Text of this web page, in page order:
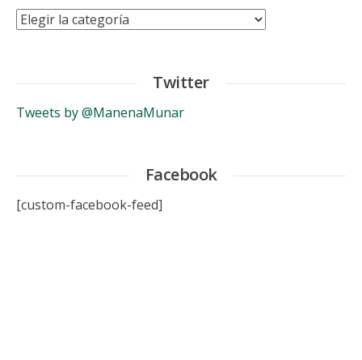
Categorías
Twitter
Tweets by @ManenaMunar
Facebook
[custom-facebook-feed]